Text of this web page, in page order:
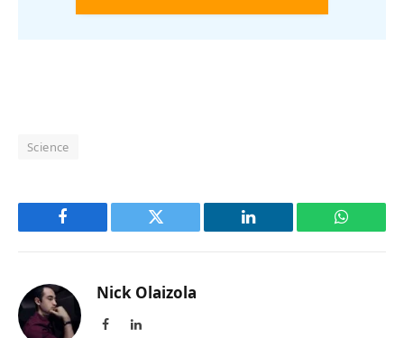
Science
Facebook Twitter LinkedIn
Nick Olaizola
FacebookLinkedIn